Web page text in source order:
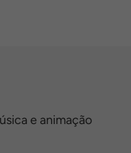
e animação